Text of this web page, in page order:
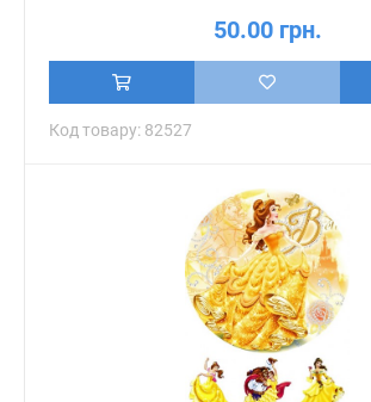
50.00 грн.
Код товару: 82527